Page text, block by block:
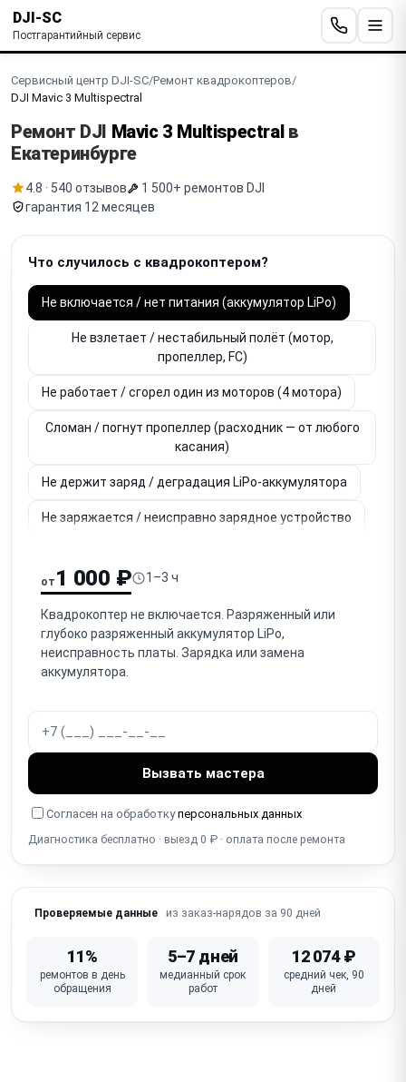
DJI-SC
Постгарантийный сервис
Сервисный центр DJI-SC/Ремонт квадрокоптеров/
DJI Mavic 3 Multispectral
Ремонт DJI Mavic 3 Multispectralв
Екатеринбурге
4.8 · 540 отзывов
1 500+ ремонтов DJI
гарантия 12 месяцев
Что случилось с квадрокоптером?
Не включается / нет питания (аккумулятор LiPo)
Не взлетает / нестабильный полёт (мотор,
пропеллер, FC)
Не работает / сгорел один из моторов (4 мотора)
Сломан / погнут пропеллер (расходник — от любого
касания)
Не держит заряд / деградация LiPo-аккумулятора
Не заряжается / неисправно зарядное устройство
Не работает / заклинил гимбал (стабилизатор
камеры)
Нет связи / обрыв связи с пультом (радиоканал, RC
link)
Дрейф / нестабильное висение (IMU, компас,
калибровка)
Ошибки / коды ошибок / мигание индикаторов
Не работает видеопередача (FPV / app link — потеря
Неисправен полётный контроллер / основная плата
от 1 000 ₽ 1–3 ч
Квадрокоптер не включается. Разряженный или
глубоко разряженный аккумулятор LiPo,
неисправность платы. Зарядка или замена
аккумулятора.
Вызвать мастера
Согласен на обработкуперсональных данных
Диагностика бесплатно · выезд 0 ₽ · оплата после ремонта
Проверяемые данные из заказ-нарядов за 90 дней
11%
ремонтов в день
обращения
5–7 дней
медианный срок
работ
12 074 ₽
средний чек, 90
дней